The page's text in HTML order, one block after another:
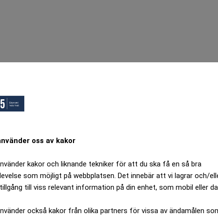
oss av kakor
kakor och liknande tekniker för att du ska få en så bra
som möjligt på webbplatsen. Det innebär att vi lagrar och/
till viss relevant information på din enhet, som mobil eller
också kakor från olika partners för vissa av ändamålen